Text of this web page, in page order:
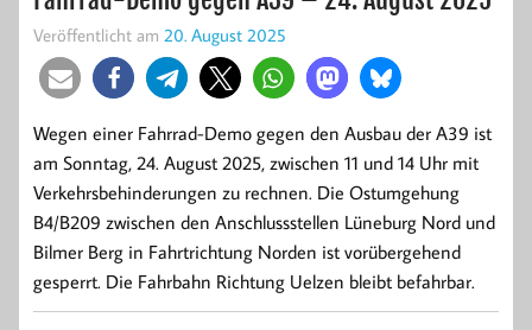
Veröffentlicht am 20. August 2025
Wegen einer Fahrrad-Demo gegen den Ausbau der A39 ist
am Sonntag, 24. August 2025, zwischen 11 und 14 Uhr mit
Verkehrsbehinderungen zu rechnen. Die Ostumgehung
B4/B209 zwischen den Anschlussstellen Lüneburg Nord und
Bilmer Berg in Fahrtrichtung Norden ist vorübergehend
gesperrt. Die Fahrbahn Richtung Uelzen bleibt befahrbar.